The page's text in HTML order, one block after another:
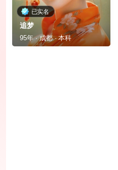
已实名
追梦
95年 · 成都 · 本科